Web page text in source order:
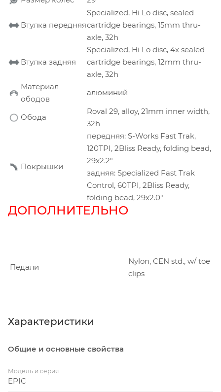
Втулка передняя
Specialized, Hi Lo disc, sealed
cartridge bearings, 15mm thru-
axle, 32h
Втулка задняя
Specialized, Hi Lo disc, 4x sealed
cartridge bearings, 12mm thru-
axle, 32h
Материал
ободов
алюминий
Обода
Roval 29, alloy, 21mm inner width,
32h
Покрышки
передняя: S-Works Fast Trak,
120TPI, 2Bliss Ready, folding bead,
29x2.2"
задняя: Specialized Fast Trak
Control, 60TPI, 2Bliss Ready,
folding bead, 29x2.0"
ДОПОЛНИТЕЛЬНО
Педали
Nylon, CEN std., w/ toe
clips
Характеристики
Общие и основные свойства
Модель и серия
EPIC